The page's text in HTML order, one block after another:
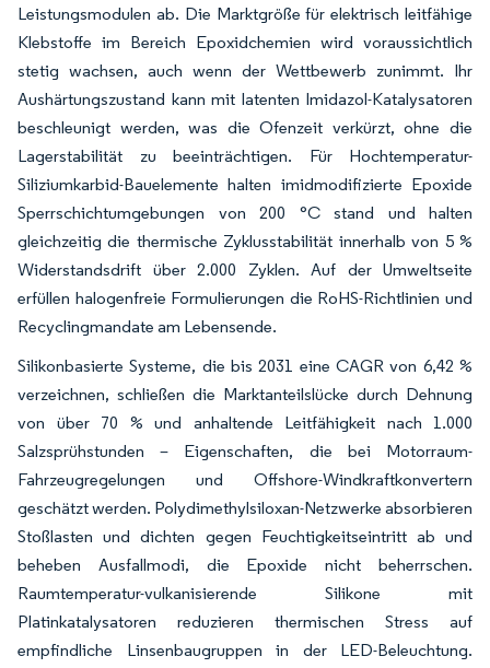
Leistungsmodulen ab. Die Marktgröße für elektrisch leitfähige
Klebstoffe im Bereich Epoxidchemien wird voraussichtlich
stetig wachsen, auch wenn der Wettbewerb zunimmt. Ihr
Aushärtungszustand kann mit latenten Imidazol-Katalysatoren
beschleunigt werden, was die Ofenzeit verkürzt, ohne die
Lagerstabilität zu beeinträchtigen. Für Hochtemperatur-
Siliziumkarbid-Bauelemente halten imidmodifizierte Epoxide
Sperrschichtumgebungen von 200 °C stand und halten
gleichzeitig die thermische Zyklusstabilität innerhalb von 5 %
Widerstandsdrift über 2.000 Zyklen. Auf der Umweltseite
erfüllen halogenfreie Formulierungen die RoHS-Richtlinien und
Recyclingmandate am Lebensende.
Silikonbasierte Systeme, die bis 2031 eine CAGR von 6,42 %
verzeichnen, schließen die Marktanteilslücke durch Dehnung
von über 70 % und anhaltende Leitfähigkeit nach 1.000
Salzsprühstunden – Eigenschaften, die bei Motorraum-
Fahrzeugregelungen und Offshore-Windkraftkonvertern
geschätzt werden. Polydimethylsiloxan-Netzwerke absorbieren
Stoßlasten und dichten gegen Feuchtigkeitseintritt ab und
beheben Ausfallmodi, die Epoxide nicht beherrschen.
Raumtemperatur-vulkanisierende Silikone mit
Platinkatalysatoren reduzieren thermischen Stress auf
empfindliche Linsenbaugruppen in der LED-Beleuchtung.